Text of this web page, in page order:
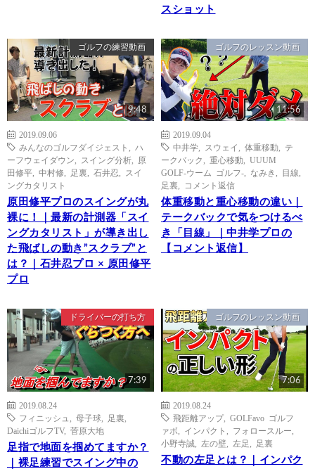
スショット
ゴルフの練習動画
9:48
2019.09.06
みんなのゴルフダイジェスト
ハ
ーフウェイダウン
スイング分析
原
田修平
中村修 足裏 石井忍
スイ
ングカタリスト
原田修平プロのスイングが丸
裸に！｜最新の計測器「スイ
ングカタリスト」が導き出し
た飛ばしの動き”スクラブ”と
は？｜石井忍プロ × 原田修平
プロ
ゴルフのレッスン動画
11:56
2019.09.04
中井学
スウェイ 体重移動
テ
ークバック
重心移動
UUUM
GOLF-ウーム ゴルフ-
なみき 目線
足裏
コメント返信
体重移動と重心移動の違い｜
テークバックで気をつけるべ
き「目線」｜中井学プロの
【コメント返信】
ドライバーの打ち方
7:39
2019.08.24
フィニッシュ
母子球 足裏
DaichiゴルフTV, 菅原大地
足指で地面を掴めてますか？
｜裸足練習でスイング中の
ゴルフのレッスン動画
7:06
2019.08.24
飛距離アップ, GOLFavo ゴルフ
ァボ
インパクト フォロースルー
小野寺誠
左の壁 左足 足裏
不動の左足とは？｜インパク